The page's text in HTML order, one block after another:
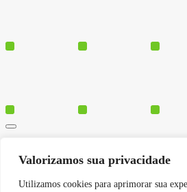
Valorizamos sua privacidade
Utilizamos cookies para aprimorar sua
Polos
Institucional